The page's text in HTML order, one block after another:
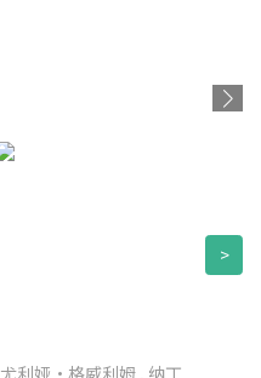
>
尤利娅·格威利姆 , 纳丁